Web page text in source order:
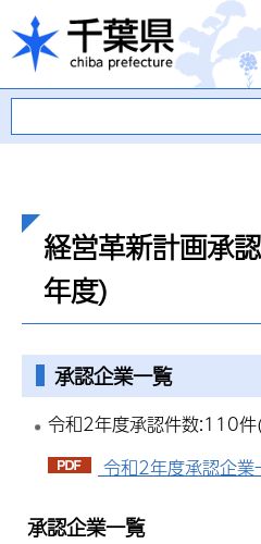
千葉県
経営革新計画承
年度)
承認企業一覧
令和2年度承認件数:110
令和2年度承認企業
承認企業一覧